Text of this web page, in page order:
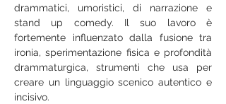
drammatici, umoristici, di narrazione e
stand up comedy. Il suo lavoro è
fortemente influenzato dalla fusione tra
ironia, sperimentazione fisica e profondità
drammaturgica, strumenti che usa per
creare un linguaggio scenico autentico e
incisivo.